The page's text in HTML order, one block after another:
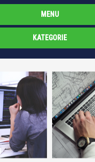
MENU
KATEGORIE